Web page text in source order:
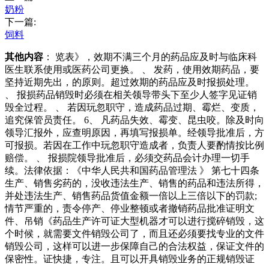
奶粉
下一篇:
饲料
其他内容 ： 览表》，效期不满三个月的药品应及时与临床科
医生联系使用或医药公司更换。 、 发药，使用效期药品，要
坚持近期先出，的原则。超过效期的药品应及时报损处理。
、 报损药品销毁时必须在相关领导带头下至少人签字见证销
毁全过程。 、 若因玩忽职守，造成药品过期、霉烂、变质，
追究保管员责任。 6、 凡药品失效、霉变、昆虫咬。除及时向
领导汇报外，应查明原因，再填写报损单。经领导批准后，方
可报损。若因在工作中玩忽职守造成者，负责人要酌情按比例
赔偿。 、 报损院领导批准后，必须交药品会计办理一切手
续。法律依据：《中华人民共和国药品管理法 》 第七十四条
生产、销售劣药的，没收违法生产、销售的药品和违法所得，
并处违法生产、销售药品货值金额一倍以上三倍以下的罚款;
情节严重的，责令停产、停业整顿或者撤销药品批准证明文
件、吊销《药品生产许可证大型机器才可以进行搅碎销毁，这
个时候，就需要文件销毁公司了，而且还必须要找专业的文件
销毁公司，这样可以进一步保障自己的合法权益，保证文件的
保密性。证快捷，专注。且可以开具销毁业务的正规销毁证